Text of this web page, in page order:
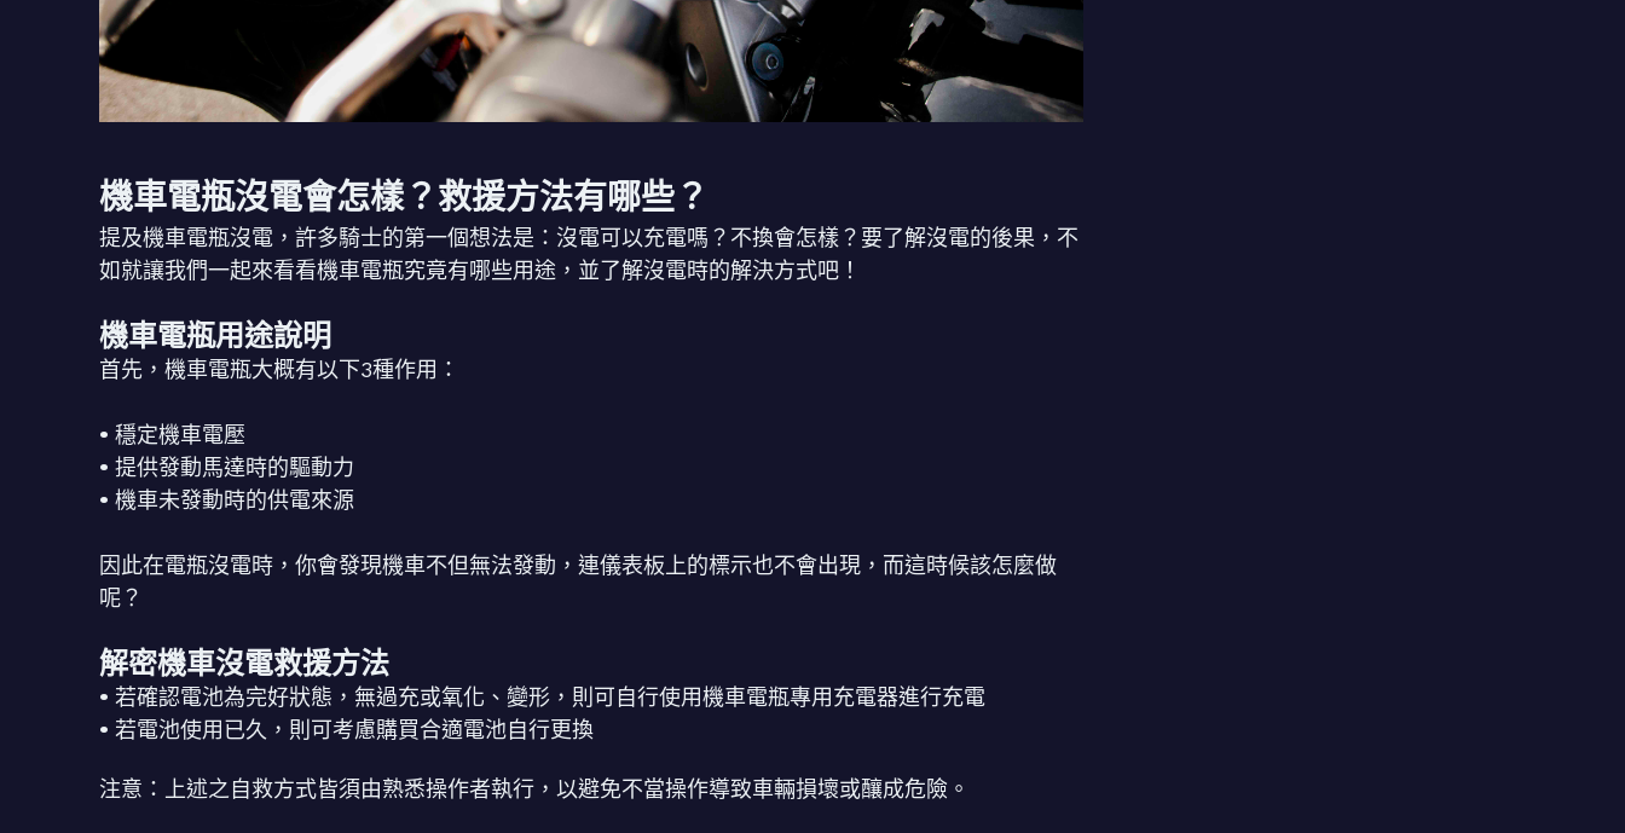
機車電瓶沒電會怎樣？救援方法有哪些？
提及機車電瓶沒電，許多騎士的第一個想法是：沒電可以充電嗎？不換會怎樣？要了解沒電的後果，不
如就讓我們一起來看看機車電瓶究竟有哪些用途，並了解沒電時的解決方式吧！
機車電瓶用途說明
首先，機車電瓶大概有以下3種作用：
• 穩定機車電壓
• 提供發動馬達時的驅動力
• 機車未發動時的供電來源
因此在電瓶沒電時，你會發現機車不但無法發動，連儀表板上的標示也不會出現，而這時候該怎麼做
呢？
解密機車沒電救援方法
• 若確認電池為完好狀態，無過充或氧化、變形，則可自行使用機車電瓶專用充電器進行充電
• 若電池使用已久，則可考慮購買合適電池自行更換
注意：上述之自救方式皆須由熟悉操作者執行，以避免不當操作導致車輛損壞或釀成危險。